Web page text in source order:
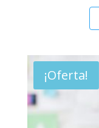
¡Oferta!